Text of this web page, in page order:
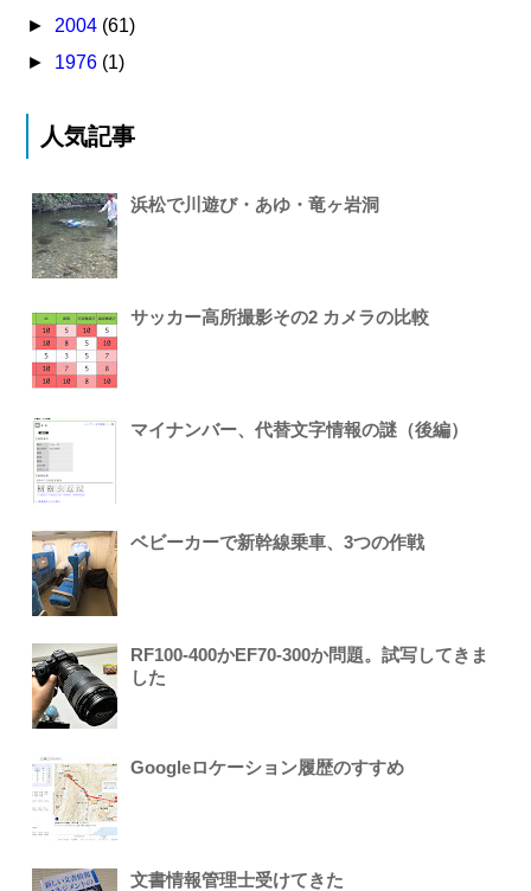
► 2004 (61)
► 1976 (1)
人気記事
浜松で川遊び・あゆ・竜ヶ岩洞
サッカー高所撮影その2 カメラの比較
マイナンバー、代替文字情報の謎（後編）
ベビーカーで新幹線乗車、3つの作戦
RF100-400かEF70-300か問題。試写してきま
した
Googleロケーション履歴のすすめ
文書情報管理士受けてきた